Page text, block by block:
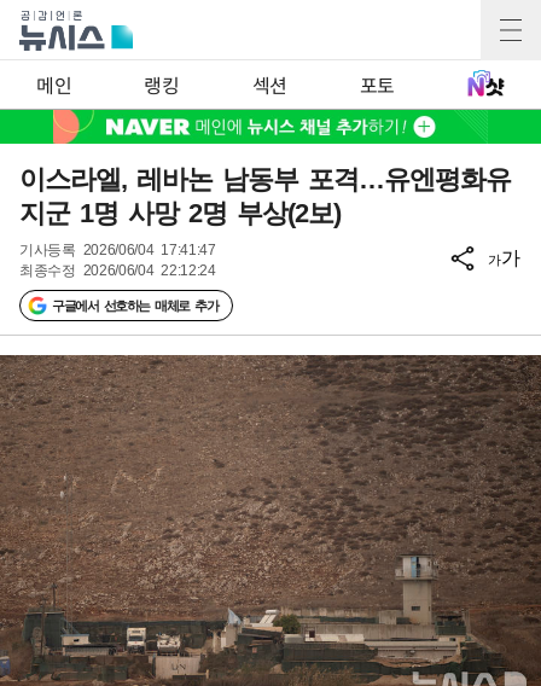
메인 랭킹 섹션 포토
이스라엘, 레바논 남동부 포격…유엔평화유
지군 1명 사망 2명 부상(2보)
기사등록 2026/06/04 17:41:47
최종수정 2026/06/04 22:12:24
구글에서 선호하는 매체로 추가
가가